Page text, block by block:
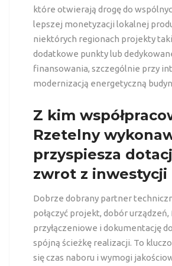
które otwierają drogę do
lepszej monetyzacji lokalnej
niektórych regionach projekty
dodatkowe punkty lub
finansowania, szczególnie przy
modernizacją energetyczną
Z kim
Rzetelny
przyspiesza
zwrot z inwestycji
Dobrze dobrany partner
połączyć projekt, dobór
przyłączeniowe i dokumentację
spójną ścieżkę realizacji. To
się czas naboru i wymogi